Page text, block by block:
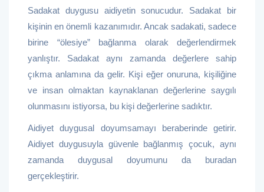
Sadakat duygusu aidiyetin sonucudur. Sadakat bir
kişinin en önemli kazanımıdır. Ancak sadakati, sadece
birine “ölesiye” bağlanma olarak değerlendirmek
yanlıştır. Sadakat aynı zamanda değerlere sahip
çıkma anlamına da gelir. Kişi eğer onuruna, kişiliğine
ve insan olmaktan kaynaklanan değerlerine saygılı
olunmasını istiyorsa, bu kişi değerlerine sadıktır.
Aidiyet duygusal doyumsamayı beraberinde getirir.
Aidiyet duygusuyla güvenle bağlanmış çocuk, aynı
zamanda duygusal doyumunu da buradan
gerçekleştirir.